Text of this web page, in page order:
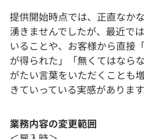
提供開始時点では、正直なか
湧きませんでしたが、最近で
いることや、お客様から直接
が得られた」「無くてはなら
がたい言葉をいただくことも
きていっている実感があります
業務内容の変更範囲